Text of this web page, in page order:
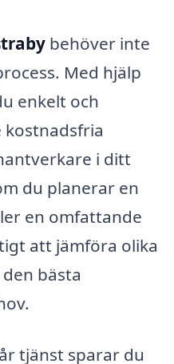
behöver inte
Med hjälp
enkelt och
i ditt
du planerar en
en omfattande
att jämföra olika
bästa
tjänst sparar du